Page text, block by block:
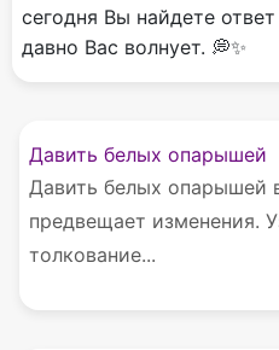
сегодня Вы найдете
давно Вас волнует. 💭✨
Давить белых опарышей
Давить белых опарышей
предвещает изменения.
толкование...